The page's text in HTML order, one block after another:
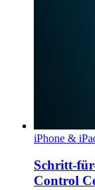
iPhone &
Schritt-
Control